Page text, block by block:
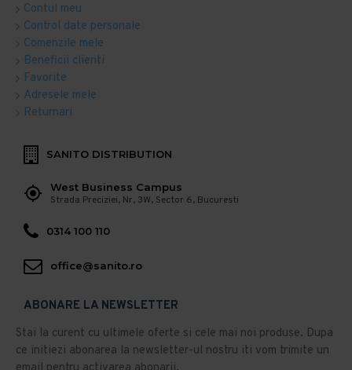
Contul meu
Control date personale
Comenzile mele
Beneficii clienti
Favorite
Adresele mele
Returnari
SANITO DISTRIBUTION
West Business Campus
Strada Preciziei, Nr, 3W, Sector 6, Bucuresti
0314 100 110
office@sanito.ro
ABONARE LA NEWSLETTER
Stai la curent cu ultimele oferte si cele mai noi produse. Dupa
ce initiezi abonarea la newsletter-ul nostru iti vom trimite un